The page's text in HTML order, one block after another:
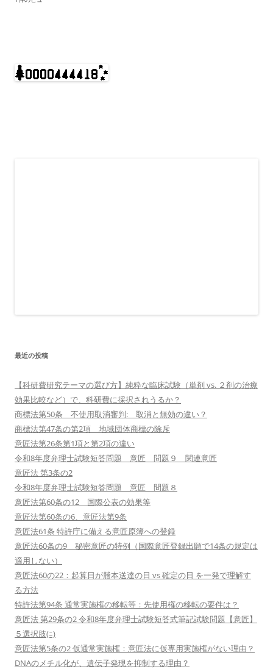
最近の投稿
【科研費研究テーマの選び方】純粋な臨床試験（単剤 vs. ２剤の治療
効果比較など）で、科研費に採択されうるか？
商標法第50条 不使用取消審判: 取消と無効の違い？
商標法第47条の第2項 地域団体商標の除斥
意匠法第26条第1項と第2項の違い
令和8年度弁理士試験短答問題 意匠 問題９ 関連意匠
意匠法 第3条の2
令和8年度弁理士試験短答問題 意匠 問題８
意匠法第60条の12 国際公表の効果等
意匠法第60条の6、意匠法第9条
意匠法61条 特許庁に備える意匠原簿への登録
意匠法60条の9 秘密意匠の特例（国際意匠登録出願で14条の規定は
適用しない）
意匠法60の22：起算日が謄本送達の日 vs 確定の日 を一発で理解す
る方法
特許法第94条 通常実施権の移転等：先使用権の移転の要件は？
意匠法 第29条の2 令和8年度弁理士試験短答式筆記試験問題【意匠】
５選択肢(ﾆ)
意匠法第5条の2 仮通常実施権：意匠法に仮専用実施権がない理由？
DNAのメチル化が、遺伝子発現を抑制する理由？